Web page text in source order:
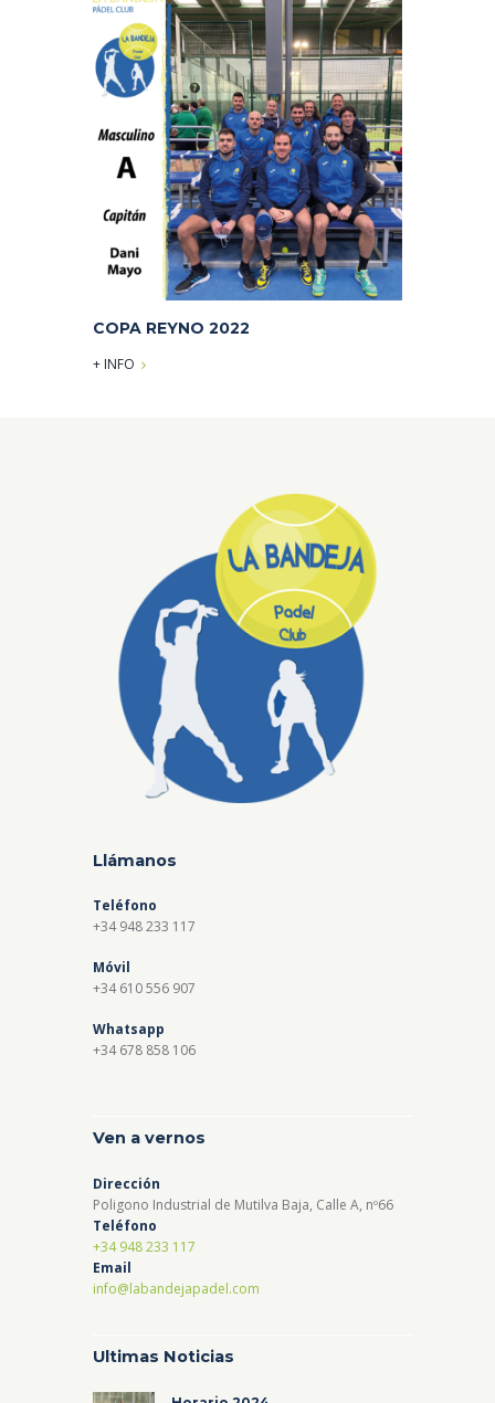
COPA REYNO 2022
+ INFO
Llámanos
Teléfono
+34 948 233 117
Móvil
+34 610 556 907
Whatsapp
+34 678 858 106
Ven a vernos
Dirección
Poligono Industrial de Mutilva Baja, Calle A, nº66
Teléfono
+34 948 233 117
Email
info@labandejapadel.com
Ultimas Noticias